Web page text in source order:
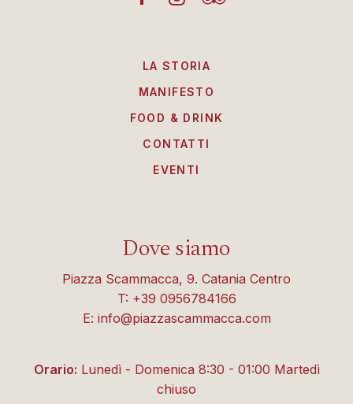
LA STORIA
MANIFESTO
FOOD & DRINK
CONTATTI
EVENTI
Dove siamo
Piazza Scammacca, 9. Catania Centro
T: +39 0956784166
E: info@piazzascammacca.com
Orario: Lunedì - Domenica 8:30 - 01:00 Martedì
chiuso